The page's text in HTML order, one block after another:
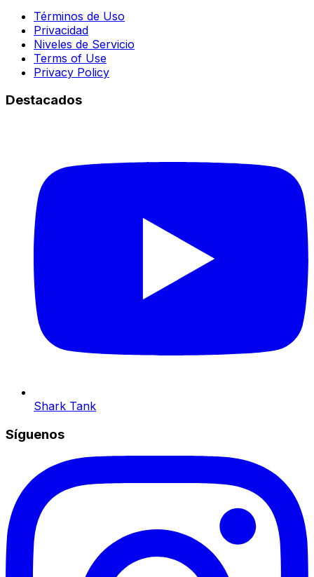
Términos de Uso
Privacidad
Niveles de Servicio
Terms of Use
Privacy Policy
Destacados
Shark Tank
Síguenos